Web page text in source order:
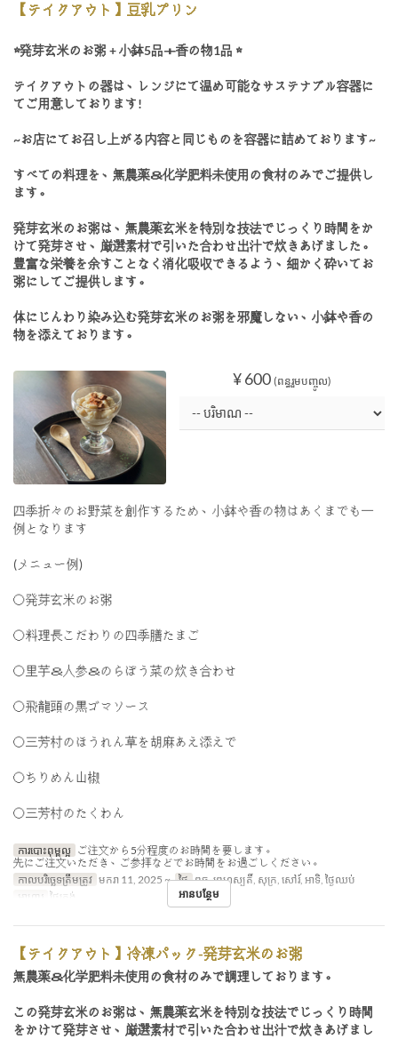
【テイクアウト】豆乳プリン
☆発芽玄米のお粥 + 小鉢5品＋香の物1品 ☆
テイクアウトの器は、レンジにて温め可能なサステナブル容器に
てご用意しております!
~お店にてお召し上がる内容と同じものを容器に詰めております~
すべての料理を、無農薬＆化学肥料未使用の食材のみでご提供し
ます。
発芽玄米のお粥は、無農薬玄米を特別な技法でじっくり時間をか
けて発芽させ、厳選素材で引いた合わせ出汁で炊きあげました。
豊富な栄養を余すことなく消化吸収できるよう、細かく砕いてお
粥にしてご提供します。
体にじんわり染み込む発芽玄米のお粥を邪魔しない、小鉢や香の
物を添えております。
¥ 600 (ពន្ធរួមបញ្ចូល)
四季折々のお野菜を創作するため、小鉢や香の物はあくまでも一
例となります
(メニュー例)
〇発芽玄米のお粥
〇料理長こだわりの四季膳たまご
〇里芋＆人参＆のらぼう菜の炊き合わせ
〇飛龍頭の黒ゴマソース
〇三芳村のほうれん草を胡麻あえ添えで
〇ちりめん山椒
〇三芳村のたくわん
ការបោះពុម្ពល្អ ご注文から5分程度のお時間を要します。
先にご注文いただき、ご参拝などでお時間をお過ごしください。
កាលបរិច្ឆេទត្រឹមត្រូវ មករា 11, 2025 ~ ថ្ងៃ ពុធ, ព្រហស្បតិ៍, សុក្រ, សៅរ៍, អាទិ, ថ្ងៃឈប់
អាហារ ថ្ងៃត្រង់ អានបន្ថែម
【テイクアウト】冷凍パック-発芽玄米のお粥
無農薬＆化学肥料未使用の食材のみで調理しております。
この発芽玄米のお粥は、無農薬玄米を特別な技法でじっくり時間
をかけて発芽させ、厳選素材で引いた合わせ出汁で炊きあげまし